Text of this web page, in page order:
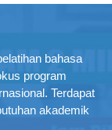
bahasa
program
Terdapat
akademik